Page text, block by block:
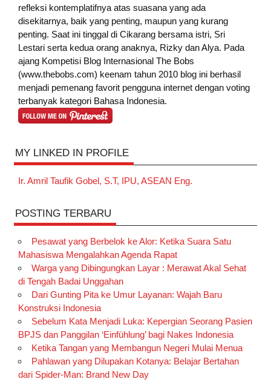
refleksi kontemplatifnya atas suasana yang ada
disekitarnya, baik yang penting, maupun yang kurang
penting. Saat ini tinggal di Cikarang bersama istri, Sri
Lestari serta kedua orang anaknya, Rizky dan Alya. Pada
ajang Kompetisi Blog Internasional The Bobs
(www.thebobs.com) keenam tahun 2010 blog ini berhasil
menjadi pemenang favorit pengguna internet dengan voting
terbanyak kategori Bahasa Indonesia.
MY LINKED IN PROFILE
Ir. Amril Taufik Gobel, S.T, IPU, ASEAN Eng.
POSTING TERBARU
Pesawat yang Berbelok ke Alor: Ketika Suara Satu
Mahasiswa Mengalahkan Agenda Rapat
Warga yang Dibingungkan Layar : Merawat Akal Sehat
di Tengah Badai Unggahan
Dari Gunting Pita ke Umur Layanan: Wajah Baru
Konstruksi Indonesia
Sebelum Kata Menjadi Luka: Kepergian Seorang Pasien
BPJS dan Panggilan ‘Einfühlung’ bagi Nakes Indonesia
Ketika Tangan yang Membangun Negeri Mulai Menua
Pahlawan yang Dilupakan Kotanya: Belajar Bertahan
dari Spider-Man: Brand New Day